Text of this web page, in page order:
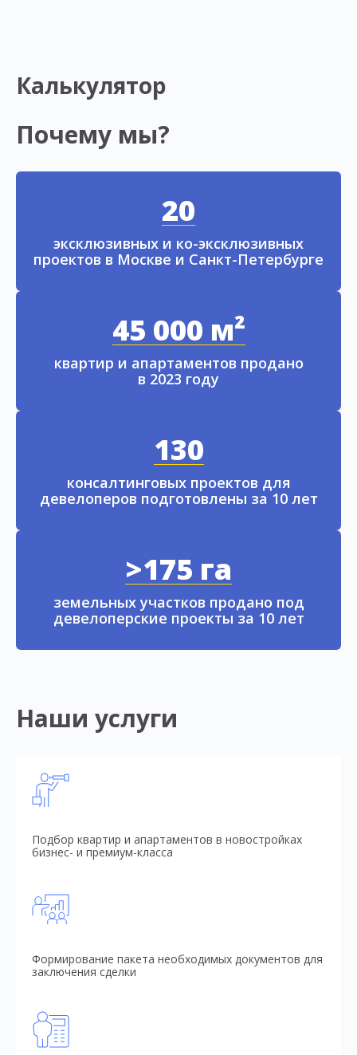
Калькулятор
Почему мы?
20
эксклюзивных и ко-эксклюзивных
проектов в Москве и Санкт-Петербурге
45 000 м²
квартир и апартаментов продано
в 2023 году
130
консалтинговых проектов для
девелоперов подготовлены за 10 лет
>175 га
земельных участков продано под
девелоперские проекты за 10 лет
Наши услуги
Подбор квартир и апартаментов в новостройках
бизнес- и премиум-класса
Формирование пакета необходимых документов для
заключения сделки